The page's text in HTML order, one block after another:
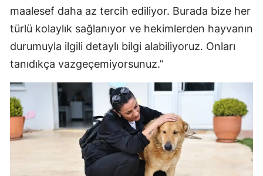
maalesef daha az tercih ediliyor. Burada bize her
türlü kolaylık sağlanıyor ve hekimlerden hayvanın
durumuyla ilgili detaylı bilgi alabiliyoruz. Onları
tanıdıkça vazgeçemiyorsunuz.”